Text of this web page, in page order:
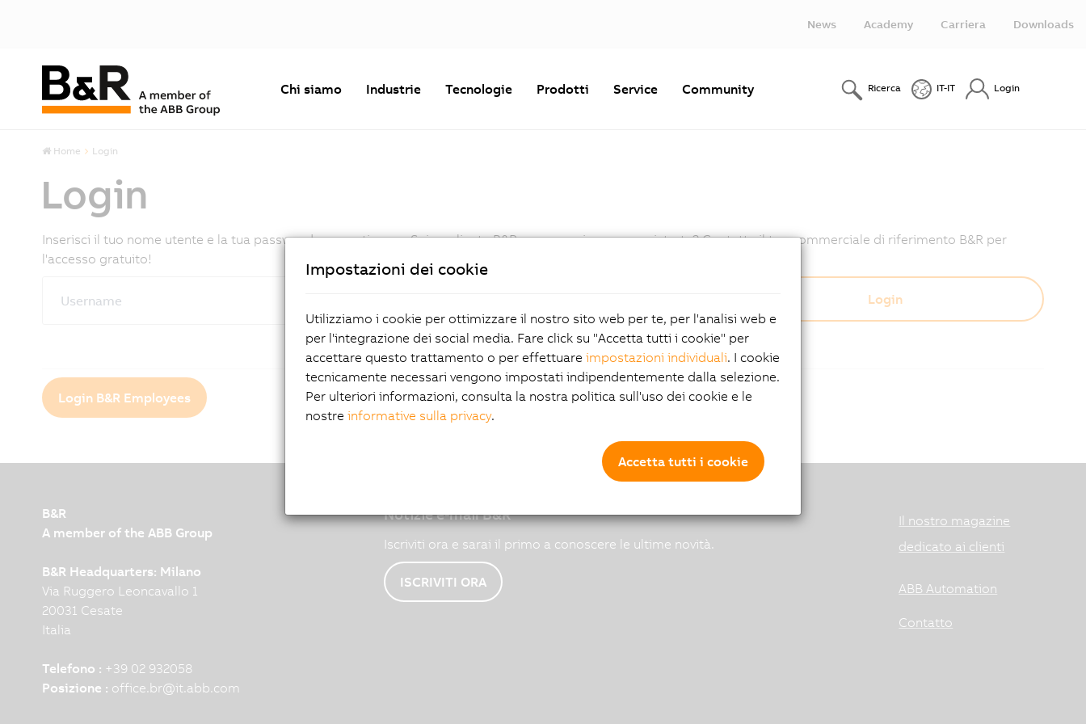
News Academy Carriera Downloads
Chi siamo Industrie Tecnologie Prodotti Service Community Ricerca IT-IT Login
Home Login
Login
Inserisci il tuo nome utente e la tua password per continuare. Sei un cliente B&R ma non sei ancora registrato? Contatta il tuo commerciale di riferimento B&R per
l'accesso gratuito!
Username
Hai dimenticato la password?
Login B&R Employees
B&R
A member of the ABB Group
B&R Headquarters: Milano
Via Ruggero Leoncavallo 1
20031 Cesate
Italia
Telefono : +39 02 932058
Posizione : office.br@it.abb.com
Notizie e-mail B&R
Iscriviti ora e sarai il primo a conoscere le ultime novità.
ISCRIVITI ORA
Il nostro magazine
dedicato ai clienti
ABB Automation
Contatto
Impostazioni dei cookie
Utilizziamo i cookie per ottimizzare il nostro sito web per te, per l'analisi web e
per l'integrazione dei social media. Fare click su "Accetta tutti i cookie" per
accettare questo trattamento o per effettuare impostazioni individuali. I cookie
tecnicamente necessari vengono impostati indipendentemente dalla selezione.
Per ulteriori informazioni, consulta la nostra politica sull'uso dei cookie e le
nostre informative sulla privacy.
Accetta tutti i cookie